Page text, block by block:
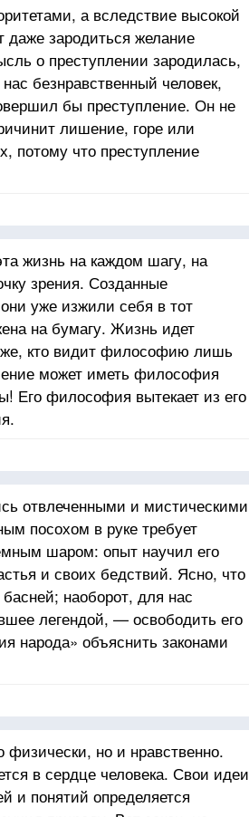
а вследствие высокой
даже зародиться желание
о преступлении зародилась,
безнравственный человек,
бы преступление. Он не
лишение, горе или
потому что преступление
бы вред другим, если бы это
жизнь на каждом шагу, на
зрения. Созданные
уже изжили себя в тот
на бумагу. Жизнь идет
кто видит философию лишь
может иметь философия
Его философия вытекает из его
отвлеченными и мистическими
посохом в руке требует
шаром: опыт научил его
и своих бедствий. Ясно, что
наоборот, для нас
легендой, — освободить его
народа» объяснить законами
но и нравственно.
в сердце человека. Свои идеи
и понятий определяется